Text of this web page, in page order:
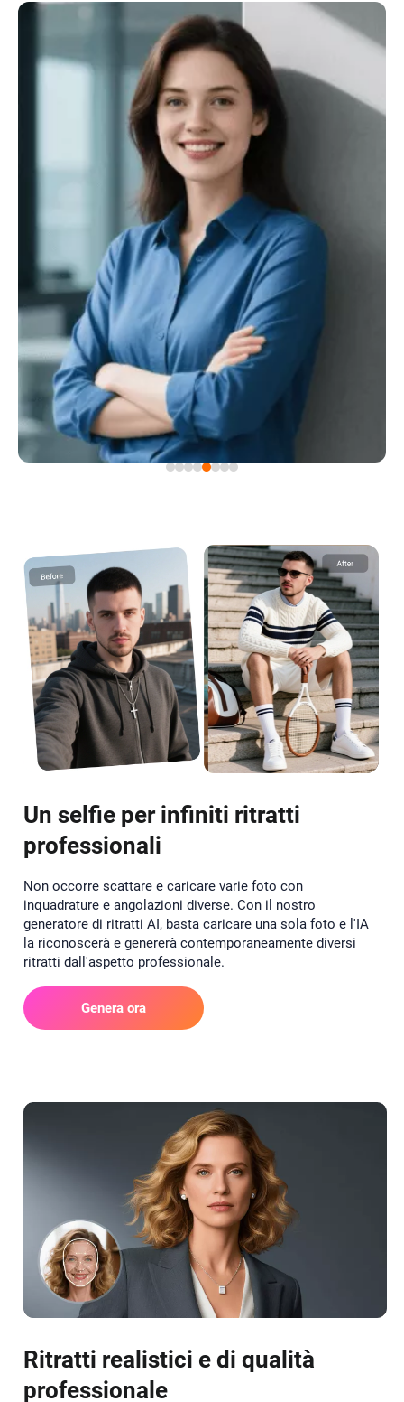
Un selfie per infiniti ritratti
professionali
Non occorre scattare e caricare varie foto con
inquadrature e angolazioni diverse. Con il nostro
generatore di ritratti AI, basta caricare una sola foto e l'IA
la riconoscerà e genererà contemporaneamente diversi
ritratti dall'aspetto professionale.
Genera ora
Ritratti realistici e di qualità
professionale